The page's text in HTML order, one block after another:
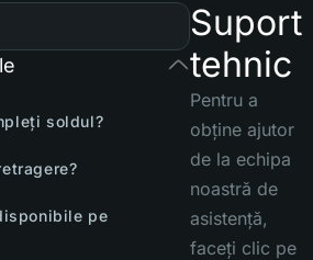
soldul?
pe
Suport
tehnic
Pentru a
obține ajutor
de la echipa
noastră de
asistență,
faceți clic pe